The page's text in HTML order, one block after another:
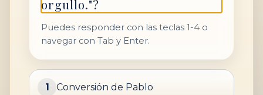
orgullo."?
Puedes responder con las teclas 1-4 o
navegar con Tab y Enter.
1 Conversión de Pablo